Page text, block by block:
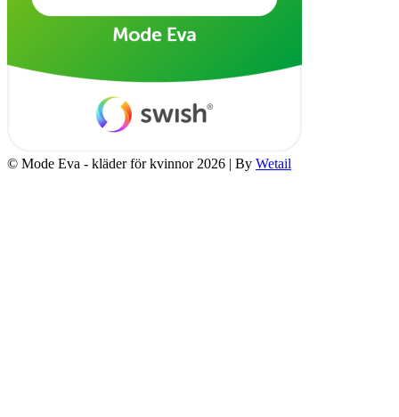
© Mode Eva - kläder för kvinnor 2026 | By Wetail